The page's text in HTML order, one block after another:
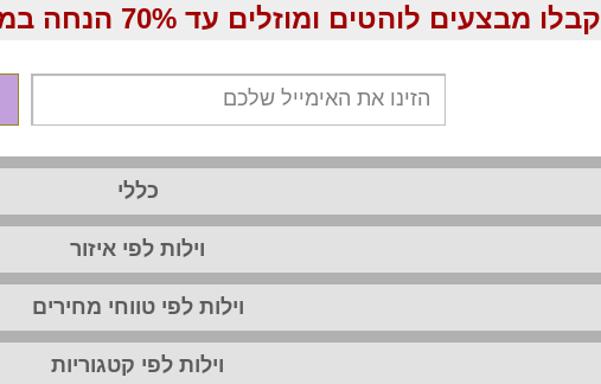
קבלו מבצעים לוהטים ומוזלים עד 70% הנחה במייל, הירשמו עכשיו בחינם:
כללי
וילות לפי איזור
וילות לפי טווחי מחירים
וילות לפי קטגוריות